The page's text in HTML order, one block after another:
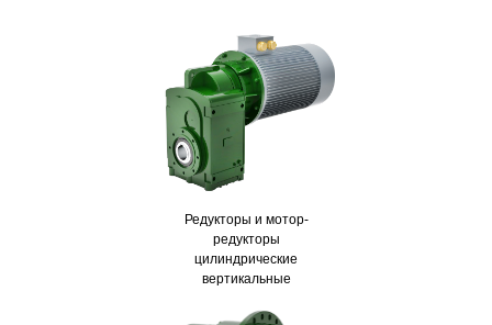
Редукторы и мотор-
редукторы
цилиндрические
вертикальные